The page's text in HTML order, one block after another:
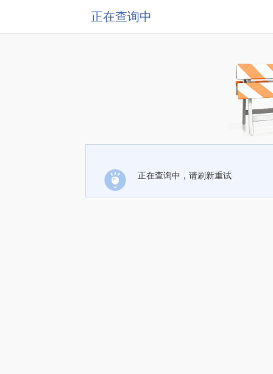
正在查询中
正在查询中，请刷新重试